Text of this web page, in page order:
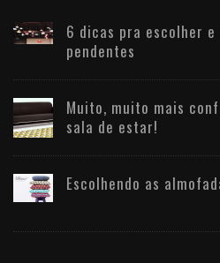
6 dicas pra escolher
pendentes
Muito, muito mais
sala de estar!
Escolhendo as